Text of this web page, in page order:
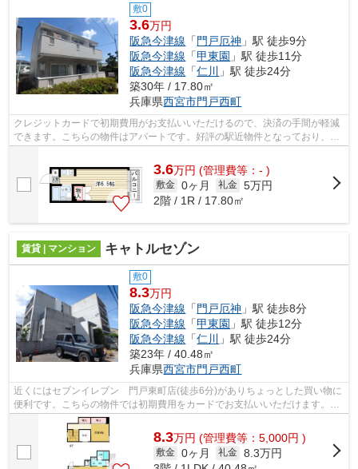
敷0
3.6万円
阪急今津線 「 門戸厄神 」駅 徒歩9分
阪急今津線 「甲東園 」駅 徒歩11分
阪急今津線 「仁川
」駅 徒歩24分
築30年 / 17.80㎡
兵庫県西宮市門戸西町
クレジットカードで初期費用がお支払いいただけるので、決済の手間が軽減
できます。こちらの物件はアパートです。好評の駅近物件となっており、駅
3.6万円 (管理費等：- )
敷金 0ヶ月 礼金 5万円
2階 / 1R / 17.80㎡
賃貸 | マンション キャトルセゾン
敷0
8.3万円
阪急今津線 「 門戸厄神 」駅 徒歩8分
阪急今津線 「甲東園 」駅 徒歩12分
阪急今津線 「仁川
」駅 徒歩24分
築23年 / 40.48㎡
兵庫県西宮市門戸西町
近くにはセブンイレブン 門戸東町店(徒歩6分)がありちょっとした買い物に
便利です。こちらの物件では初期費用をカードでお支払いいただけます。近
くに駅が2つあるため、用途や行き先...
8.3万円 (管理費等：5,000円 )
敷金 0ヶ月 礼金 8.3万円